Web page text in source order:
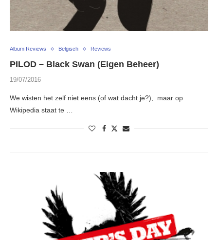
Album Reviews Belgisch Reviews
PILOD – Black Swan (Eigen Beheer)
19/07/2016
We wisten het zelf niet eens (of wat dacht je?), maar op
Wikipedia staat te …